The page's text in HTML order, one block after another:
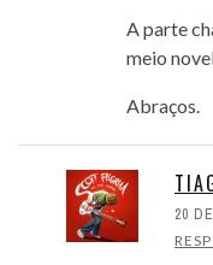
A parte
meio
Abraços.
20